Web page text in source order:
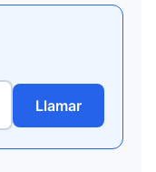
Llamar